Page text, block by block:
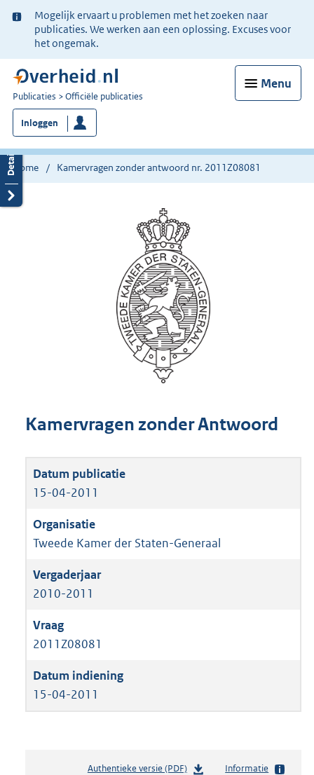
Ter
informatie:
Mogelijk ervaart u problemen met het zoeken naar
publicaties. We werken aan een oplossing. Excuses voor
het ongemak.
Menu
U
bent
nu
hier:
Publicaties Officiële publicaties
Inloggen
Home Kamervragen zonder antwoord nr. 2011Z08081
Kamervragen zonder Antwoord
15-04-2011
Tweede Kamer der Staten-Generaal
2010-2011
2011Z08081
15-04-2011
Authentieke versie (PDF)b
Informatie